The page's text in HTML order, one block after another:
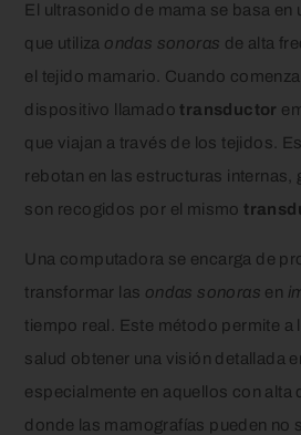
El ultrasonido de mama se basa
que utiliza ondas sonoras de alta
el tejido mamario. Cuando
dispositivo llamado transductor
que viajan a través de los tejidos.
rebotan en las estructuras internas,
son recogidos por el mismo
Una computadora se encarga de
transformar las ondas sonoras en
tiempo real. Este método permite a
salud obtener una visión detallada
especialmente en aquellos con alta
donde las mamografías pueden no